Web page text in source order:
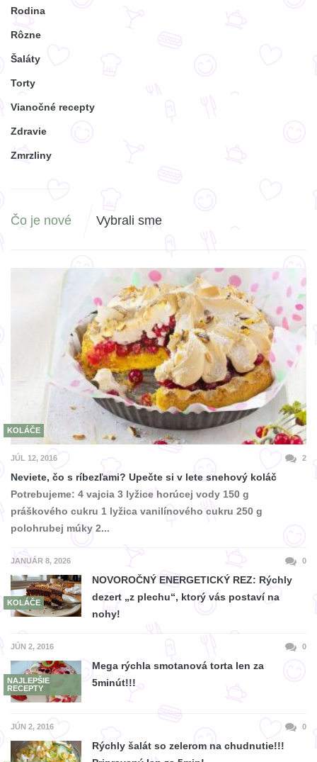
Rodina
Rôzne
Šaláty
Torty
Vianočné recepty
Zdravie
Zmrzliny
Čo je nové Vybrali sme
KOLÁČE
JÚL 12, 2016 2
Neviete, čo s ríbezľami? Upečte si v lete snehový koláč
Potrebujeme: 4 vajcia 3 lyžice horúcej vody 150 g
práškového cukru 1 lyžica vanilínového cukru 250 g
polohrubej múky 2...
JANUÁR 8, 2026 0
KOLÁČE
NOVOROČNÝ ENERGETICKÝ REZ: Rýchly
dezert „z plechu“, ktorý vás postaví na
nohy!
JÚN 2, 2016 0
NAJLEPŠIE
RECEPTY
Mega rýchla smotanová torta len za
5minút!!!
JÚN 2, 2016 0
Rýchly šalát so zelerom na chudnutie!!!